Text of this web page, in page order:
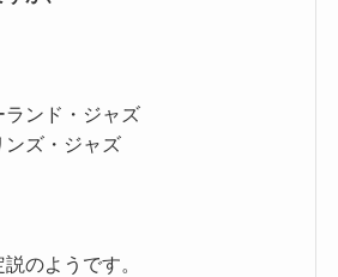
ランド・ジャズ
ンズ・ジャズ
のようです。